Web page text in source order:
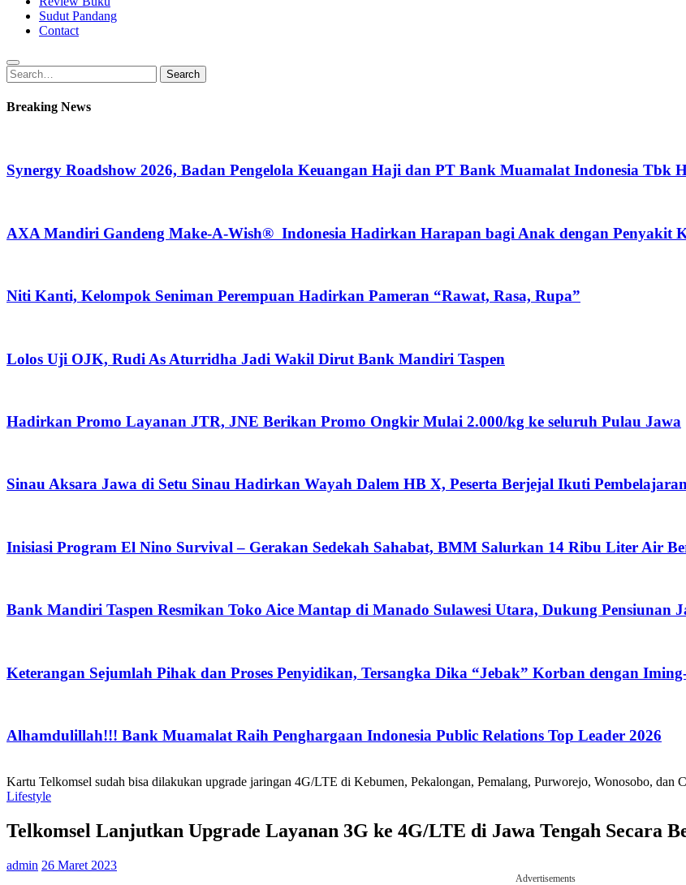
Sudut Pandang
Contact
Search
for:
Search
Breaking News
Synergy Roadshow 2026, Badan Pengelola Keuangan Haji dan PT Bank Muamalat Indonesia Tbk
AXA Mandiri Gandeng Make-A-Wish® Indonesia Hadirkan Harapan bagi Anak dengan Penyakit
Niti Kanti, Kelompok Seniman Perempuan Hadirkan Pameran “Rawat, Rasa, Rupa”
Lolos Uji OJK, Rudi As Aturridha Jadi Wakil Dirut Bank Mandiri Taspen
Hadirkan Promo Layanan JTR, JNE Berikan Promo Ongkir Mulai 2.000/kg ke seluruh Pulau Jawa
Sinau Aksara Jawa di Setu Sinau Hadirkan Wayah Dalem HB X, Peserta Berjejal Ikuti
Inisiasi Program El Nino Survival – Gerakan Sedekah Sahabat, BMM Salurkan 14 Ribu Liter Air
Bank Mandiri Taspen Resmikan Toko Aice Mantap di Manado Sulawesi Utara, Dukung Pensiunan
Keterangan Sejumlah Pihak dan Proses Penyidikan, Tersangka Dika “Jebak” Korban dengan
Alhamdulillah!!! Bank Muamalat Raih Penghargaan Indonesia Public Relations Top Leader 2026
Kartu Telkomsel sudah bisa dilakukan upgrade jaringan 4G/LTE di Kebumen, Pekalongan, Pemalang, Purworejo, Wonosobo, dan
Lifestyle
Telkomsel Lanjutkan Upgrade Layanan 3G ke 4G/LTE di Jawa Tengah Secara
admin 26 Maret 2023
Advertisements